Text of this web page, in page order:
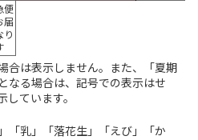
便
届
り
合は表示しません。また、「夏期
なる場合は、記号での表示はせ
ています。
「乳」「落花生」「えび」「か